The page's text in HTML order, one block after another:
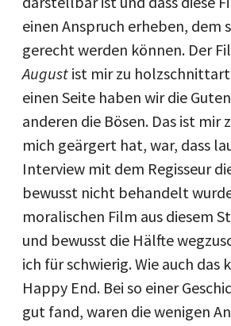
einen Anspruch erheben, dem
gerecht werden können. Der
August ist mir zu
einen Seite haben wir die
anderen die Bösen. Das ist mir
mich geärgert hat, war, dass
Interview mit dem Regisseur
bewusst nicht behandelt
moralischen Film aus diesem
und bewusst die Hälfte
ich für schwierig. Wie auch das
Happy End. Bei so einer
gut fand, waren die wenigen